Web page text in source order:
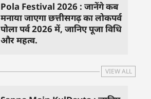
Pola Festival 2026 : जानेंगे कब
मनाया जाएगा छत्तीसगढ़ का लोकपर्व
पोला पर्व 2026 में, जानिए पूजा विधि
और महत्व.
VIEW ALL